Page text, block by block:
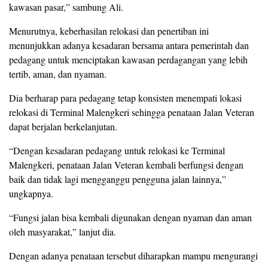
kawasan pasar,” sambung Ali.
Menurutnya, keberhasilan relokasi dan penertiban ini
menunjukkan adanya kesadaran bersama antara pemerintah dan
pedagang untuk menciptakan kawasan perdagangan yang lebih
tertib, aman, dan nyaman.
Dia berharap para pedagang tetap konsisten menempati lokasi
relokasi di Terminal Malengkeri sehingga penataan Jalan Veteran
dapat berjalan berkelanjutan.
“Dengan kesadaran pedagang untuk relokasi ke Terminal
Malengkeri, penataan Jalan Veteran kembali berfungsi dengan
baik dan tidak lagi mengganggu pengguna jalan lainnya,”
ungkapnya.
“Fungsi jalan bisa kembali digunakan dengan nyaman dan aman
oleh masyarakat,” lanjut dia.
Dengan adanya penataan tersebut diharapkan mampu mengurangi